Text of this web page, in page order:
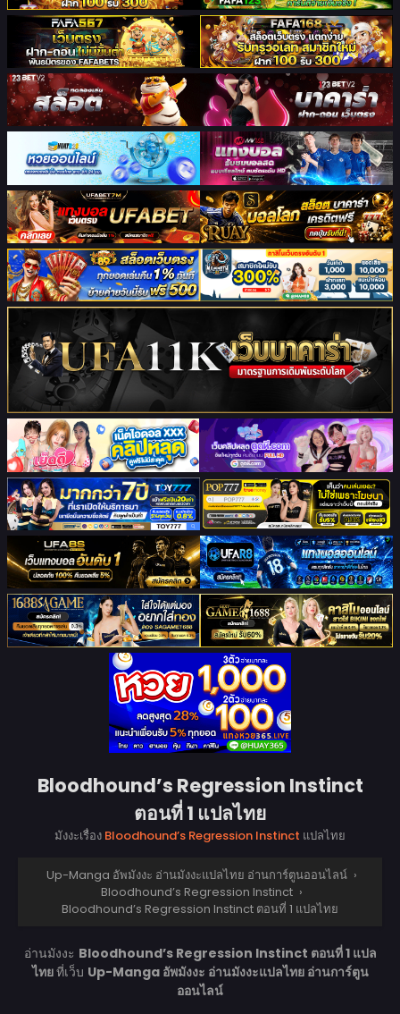
Bloodhound’s Regression Instinct
ตอนที่ 1 แปลไทย
มังงะเรื่อง Bloodhound’s Regression Instinct แปลไทย
Up-Manga อัพมังงะ อ่านมังงะแปลไทย อ่านการ์ตูนออนไลน์ ›
Bloodhound’s Regression Instinct ›
Bloodhound’s Regression Instinct ตอนที่ 1 แปลไทย
อ่านมังงะ Bloodhound’s Regression Instinct ตอนที่ 1 แปล
ไทยที่เว็บ Up-Manga อัพมังงะ อ่านมังงะแปลไทย อ่านการ์ตูน
ออนไลน์